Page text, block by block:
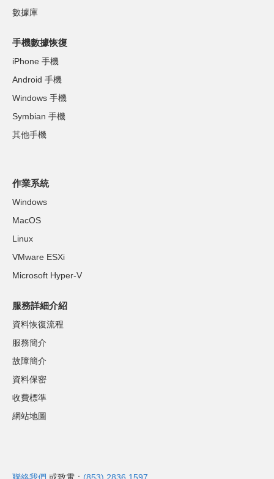
數據庫
手機數據恢復
iPhone 手機
Android 手機
Windows 手機
Symbian 手機
其他手機
作業系統
Windows
MacOS
Linux
VMware ESXi
Microsoft Hyper-V
服務詳細介紹
資料恢復流程
服務簡介
故障簡介
資料保密
收費標準
網站地圖